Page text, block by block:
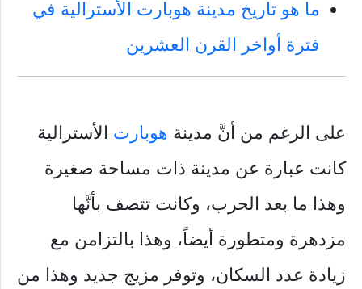
ما هو تاريخ مدينة هوبارت الأسترالية في
فترة أواخر القرن العشرين
على الرغم من أنَّ مدينة هوبارت الأسترالية
كانت عبارة عن مدينة ذات مساحة صغيرة
وهذا ما بعد الحرب، وكانت تتصف بأنَّها
مزدهرة ومتطورة أيضاً، وهذا بالتزامن مع
زيادة عدد السكان، وتوفر مزيج جديد وهذا من